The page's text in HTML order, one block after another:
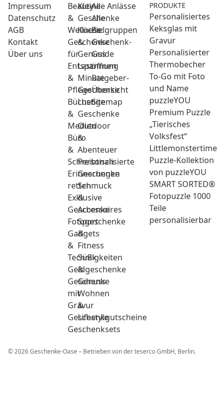
Impressum
Datenschutz
AGB
Kontakt
Über uns
Beauty
&
Wellness:
Geschenke
für
Entspannung
&
Pflege
Bücher
&
Medien
Büro
&
Schreibtisch
Erinnerungen
retten
Exklusive
Geschenke
Fotogeschenke
Gadgets
&
Technik
Geldgeschenke
Geschenke
mit
Gravur
Geschenkgutscheine
Geschenksets
Kleine
Geschenke
Küche
&
Genuss
Last
Minute
Geschenke
Lustige
Geschenke
Outdoor
&
Abenteuer
Personalisierte
Geschenke
Schmuck
&
Accessoires
Sport
&
Fitness
Süßigkeiten
&
Genuss
Wohnen
&
Lifestyle
Alle Anlässe
Alle
Zielgruppen
Geschenk-
Guide
öffnen
Ratgeber-
Übersicht
Sitemap
PRODUKTE
Personalisiertes
Keksglas mit
Gravur
Personalisierter
Thermobecher
To-Go mit Foto
und Name
puzzleYOU
Premium Puzzle
„Tierisches
Volksfest“
Littlemonstertime
Puzzle-Kollektion
von puzzleYOU
SMART SORTED®
Fotopuzzle 1000
Teile
personalisierbar
© 2026 Geschenke-Oase – Betrieben von der teserco GmbH, Berlin.